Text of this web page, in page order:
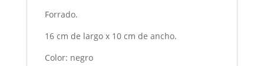
Forrado.
16 cm de largo x 10 cm de ancho.
Color: negro